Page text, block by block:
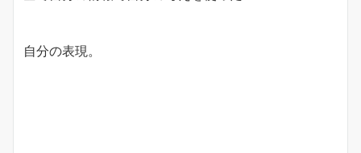
自分の表現。